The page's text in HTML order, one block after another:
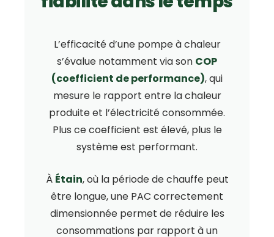
L’efficacité d’une pompe à chaleur
s’évalue notamment via son COP
(coefficient de performance), qui
mesure le rapport entre la chaleur
produite et l’électricité consommée.
Plus ce coefficient est élevé, plus le
système est performant.
À Étain, où la période de chauffe peut
être longue, une PAC correctement
dimensionnée permet de réduire les
consommations par rapport à un